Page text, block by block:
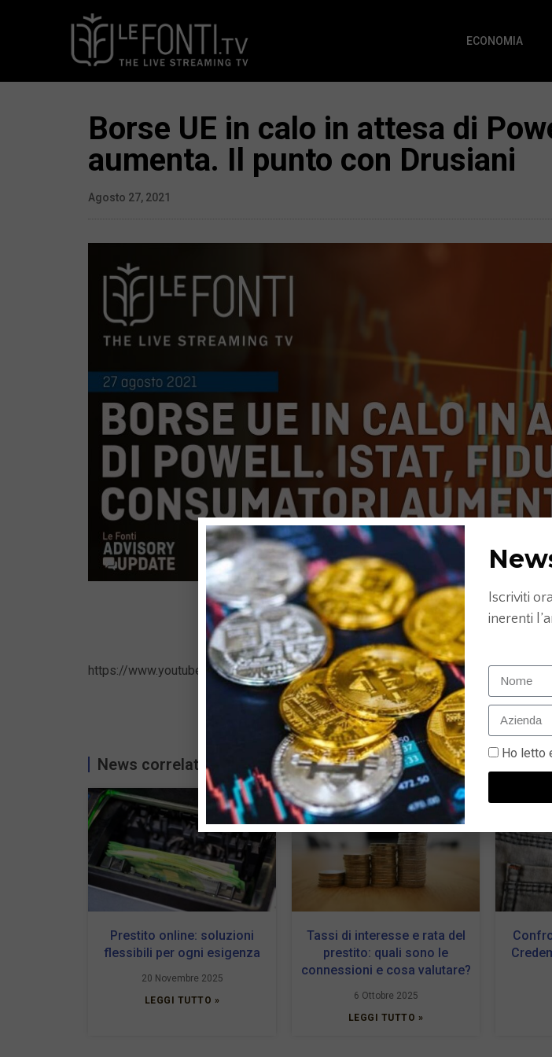
ECONOMIA
Borse UE in calo in attesa di
aumenta. Il punto con Drusiani
Agosto 27, 2021
https://www.youtube.com/watch?v=bz_UOnq264A
News correlate...
Prestito online: soluzioni
flessibili per ogni esigenza
20 Novembre 2025
LEGGI TUTTO »
Tassi di interesse e rata del
prestito: quali sono le
connessioni e cosa valutare?
6 Ottobre 2025
LEGGI TUTTO »
Iscriviti
inerenti
Ho letto